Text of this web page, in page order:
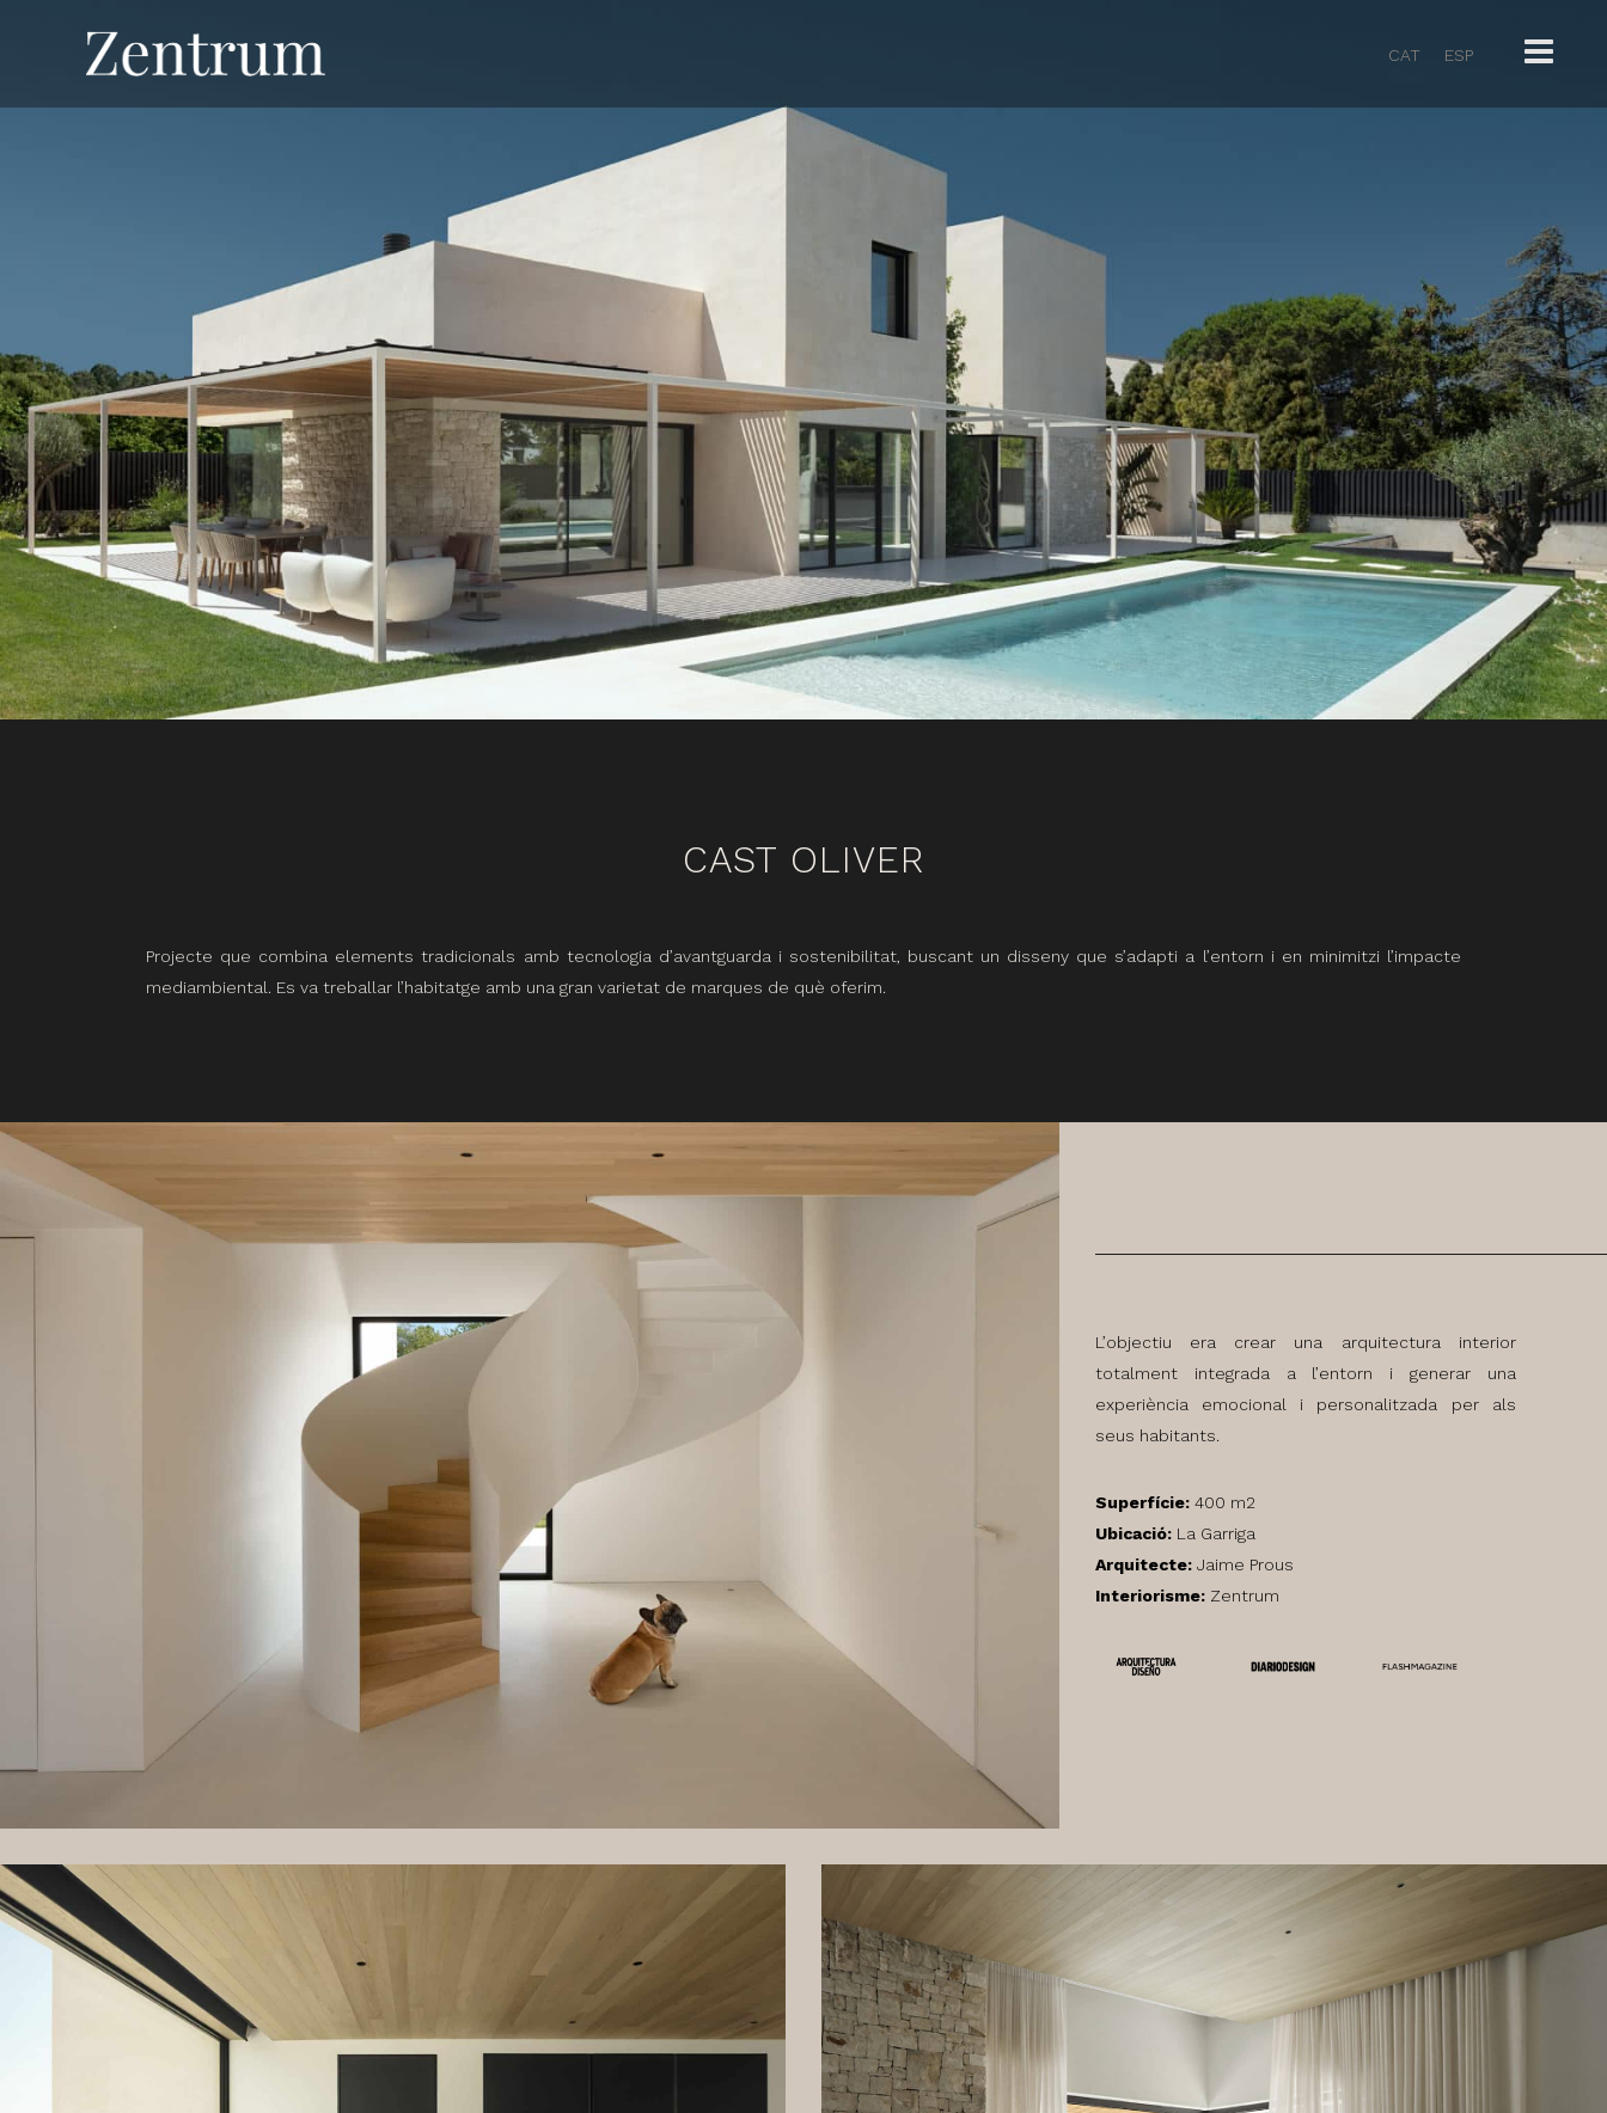
CAT ESP
CAST OLIVER
Projecte que combina elements tradicionals amb tecnologia d’avantguarda i sostenibilitat, buscant un disseny que s’adapti a l’entorn i en minimitzi l’impacte
mediambiental. Es va treballar l’habitatge amb una gran varietat de marques de què oferim.
L’objectiu era crear una arquitectura interior
totalment integrada a l’entorn i generar una
experiència emocional i personalitzada per als
seus habitants.
Superfície: 400 m2
Ubicació: La Garriga
Arquitecte: Jaime Prous
Interiorisme: Zentrum